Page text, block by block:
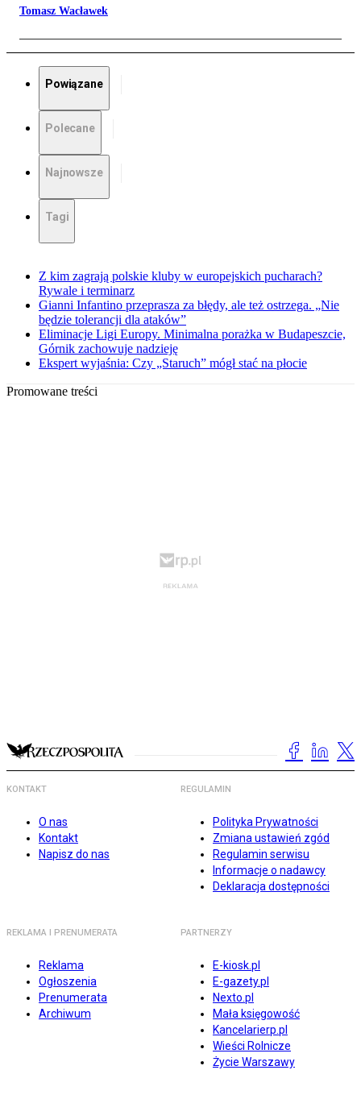
Tomasz Wacławek
Powiązane
Polecane
Najnowsze
Tagi
Z kim zagrają polskie kluby w europejskich pucharach?
Rywale i terminarz
Gianni Infantino przeprasza za błędy, ale też ostrzega. „Nie
będzie tolerancji dla ataków”
Eliminacje Ligi Europy. Minimalna porażka w Budapeszcie,
Górnik zachowuje nadzieję
Ekspert wyjaśnia: Czy „Staruch” mógł stać na płocie
Promowane treści
KONTAKT
O nas
Kontakt
Napisz do nas
REGULAMIN
Polityka Prywatności
Zmiana ustawień zgód
Regulamin serwisu
Informacje o nadawcy
Deklaracja dostępności
REKLAMA I PRENUMERATA
Reklama
Ogłoszenia
Prenumerata
Archiwum
PARTNERZY
E-kiosk.pl
E-gazety.pl
Nexto.pl
Mała księgowość
Kancelarierp.pl
Wieści Rolnicze
Życie Warszawy